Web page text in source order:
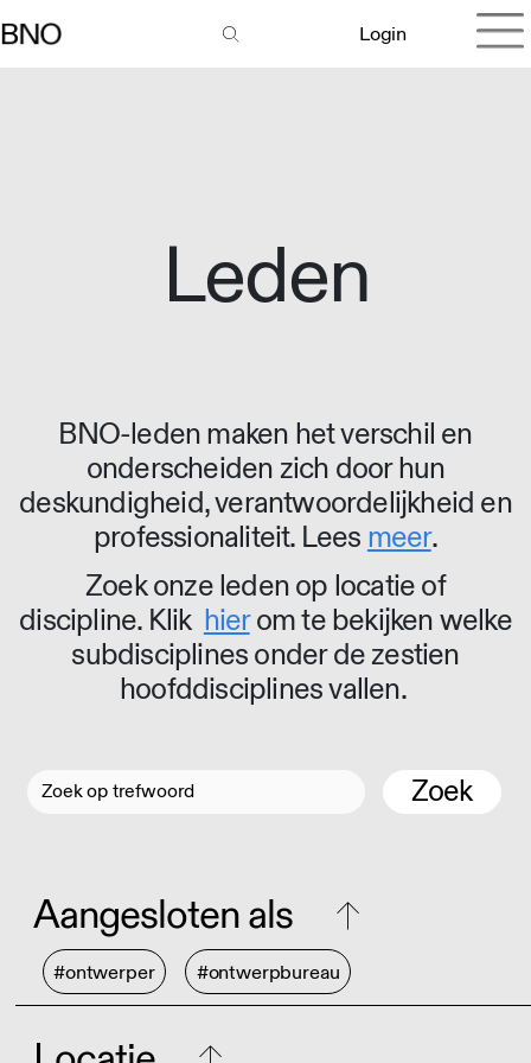
Login
Leden
BNO-leden maken het verschil en
onderscheiden zich door hun
deskundigheid, verantwoordelijkheid en
professionaliteit. Lees meer.
Zoek onze leden op locatie of
discipline. Klik hierom te bekijken welke
subdisciplines onder de zestien
hoofddisciplines vallen.
Zoek
Aangesloten als
#ontwerper #ontwerpbureau